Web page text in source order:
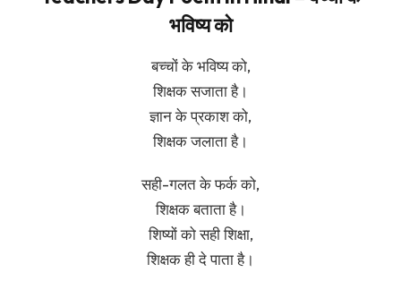
भविष्य को
बच्चों के भविष्य को,
शिक्षक सजाता है।
ज्ञान के प्रकाश को,
शिक्षक जलाता है।
सही-गलत के फर्क को,
शिक्षक बताता है।
शिष्यों को सही शिक्षा,
शिक्षक ही दे पाता है।